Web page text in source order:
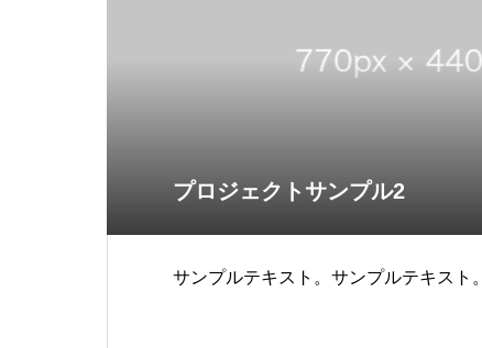
プロジェクトサンプル2
サンプルテキスト。サンプルテキスト。